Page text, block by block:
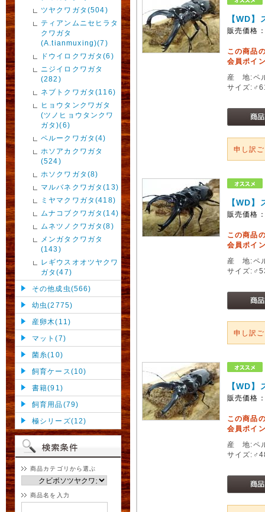
ツヤクワガタ(504)
ティアンムニセヒラタ
クワガタ
(A.tianmuxing)(7)
ドウイロクワガタ(6)
ニジイロクワガタ
(282)
ネブトクワガタ(116)
ヒョウタンクワガタ
(ツノヒョウタンクワ
ガタ)(6)
ペルークワガタ(4)
ホソアカクワガタ
(524)
ホソクワガタ(8)
マルバネクワガタ(13)
ミヤマクワガタ(418)
ムナコブクワガタ(14)
ムネツノクワガタ(8)
メンガタクワガタ
(143)
レギウスオオツヤクワ
ガタ(47)
その他成虫(566)
幼虫(2775)
産卵木(11)
マット(7)
菌糸(10)
飼育ケース(10)
書籍(91)
飼育用品(79)
極シリーズ(12)
商品カテゴリから選ぶ
商品名を入力
【WD
販売価格
この商品
会員ポイ
産 地:ペ
サイズ
申し訳
【WD
販売価格
この商品
会員ポイ
産 地:ペ
サイズ
申し訳
【WD
販売価格
この商品
会員ポイ
産 地:ペ
サイズ